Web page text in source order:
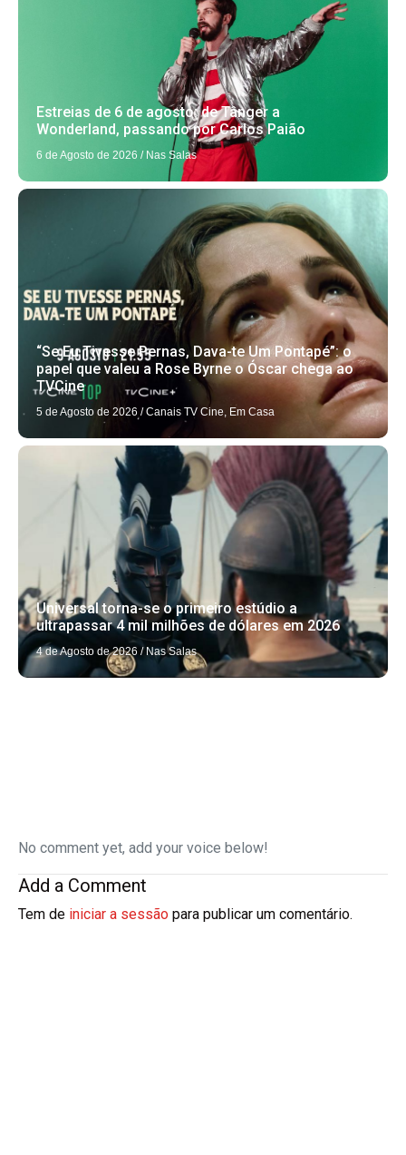
Estreias de 6 de agosto: de Tânger a
Wonderland, passando por Carlos Paião
6 de Agosto de 2026 / Nas Salas
“Se Eu Tivesse Pernas, Dava-te Um Pontapé”: o
papel que valeu a Rose Byrne o Óscar chega ao
TVCine
5 de Agosto de 2026 / Canais TV Cine Em Casa
Universal torna-se o primeiro estúdio a
ultrapassar 4 mil milhões de dólares em 2026
4 de Agosto de 2026 / Nas Salas
No comment yet, add your voice below!
Add a Comment
Tem de iniciar a sessão para publicar um comentário.